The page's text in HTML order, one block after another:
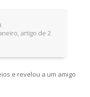
artigo de 2
e revelou a um amigo